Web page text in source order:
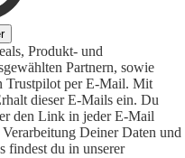
Produkt- und
Partnern, sowie
Trustpilot per E-Mail. Mit
dieser E-Mails ein. Du
den Link in jeder E-Mail
Deiner Daten und
findest du in unserer